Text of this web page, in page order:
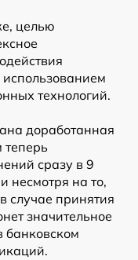
целью
технологий.
доработанная
теперь
сразу в 9
несмотря на то,
случае принятия
значительное
банковском